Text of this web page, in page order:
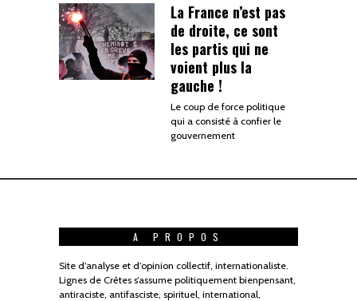
La France n’est pas
de droite, ce sont
les partis qui ne
voient plus la
gauche !
Le coup de force politique
qui a consisté à confier le
gouvernement
A PROPOS
Site d’analyse et d’opinion collectif, internationaliste.
Lignes de Crêtes s’assume politiquement bienpensant,
antiraciste, antifasciste, spirituel, international,